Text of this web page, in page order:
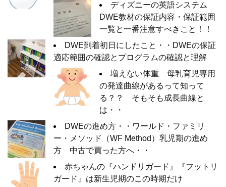
ディズニーの英語システム
DWE教材の保証内容・保証範囲
一覧と一番注意すべきこと！！
DWE到着初日にしたこと・・DWEの保証
適応範囲の確認とプログラムの確認と理解
増えない体重 母乳育児専用
の発達曲線があるって知って
る？？ そもそも成長曲線と
は・・
DWEの進め方・・ワールド・ファミリ
ー・メソッド（WF Method）乳児期の進め
方 中古で買った方へ・・
赤ちゃんの『ハンドリガード』『フットリ
ガード』は新生児期のこの時期だけ